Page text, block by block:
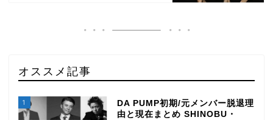
オススメ記事
1
DA PUMP初期/元メンバー脱退理
由と現在まとめ SHINOBU・